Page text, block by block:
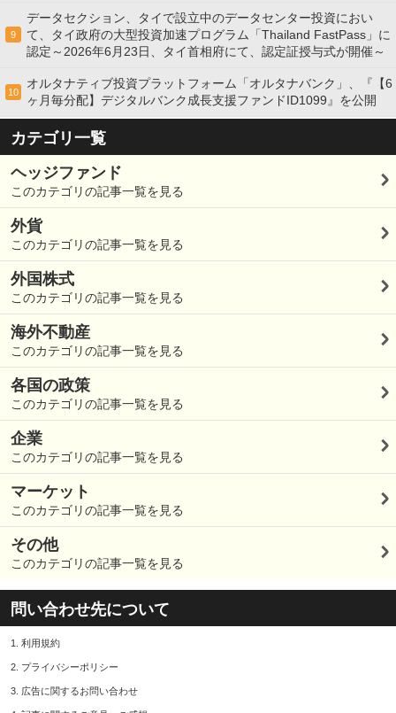
9
データセクション、タイで設立中のデータセンター投資におい
て、タイ政府の大型投資加速プログラム「Thailand FastPass」に
認定～2026年6月23日、タイ首相府にて、認定証授与式が開催～
10
オルタナティブ投資プラットフォーム「オルタナバンク」、『【6
ヶ月毎分配】デジタルバンク成長支援ファンドID1099』を公開
カテゴリ一覧
ヘッジファンド
このカテゴリの記事一覧を見る
外貨
このカテゴリの記事一覧を見る
外国株式
このカテゴリの記事一覧を見る
海外不動産
このカテゴリの記事一覧を見る
各国の政策
このカテゴリの記事一覧を見る
企業
このカテゴリの記事一覧を見る
マーケット
このカテゴリの記事一覧を見る
その他
このカテゴリの記事一覧を見る
問い合わせ先について
1. 利用規約
2. プライバシーポリシー
3. 広告に関するお問い合わせ